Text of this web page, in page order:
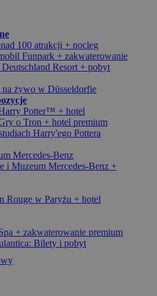
100 atrakcji + nocleg
Funpark + zakwaterowanie
Resort + pobyt
na żywo w Düsseldorfie
Potter™ + hotel
o Tron + hotel premium
Harry'ego Pottera
Mercedes-Benz
i Muzeum Mercedes-Benz +
Rouge w Paryżu + hotel
+ zakwaterowanie premium
Bilety i pobyt